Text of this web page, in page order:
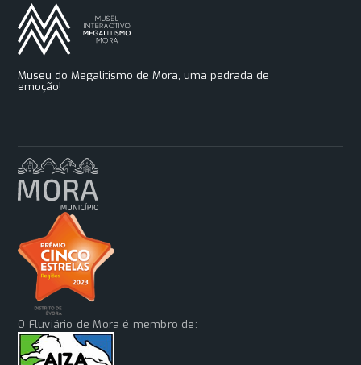
Museu do Megalitismo de Mora, uma pedrada de
emoção!
O Fluviário de Mora é membro de: